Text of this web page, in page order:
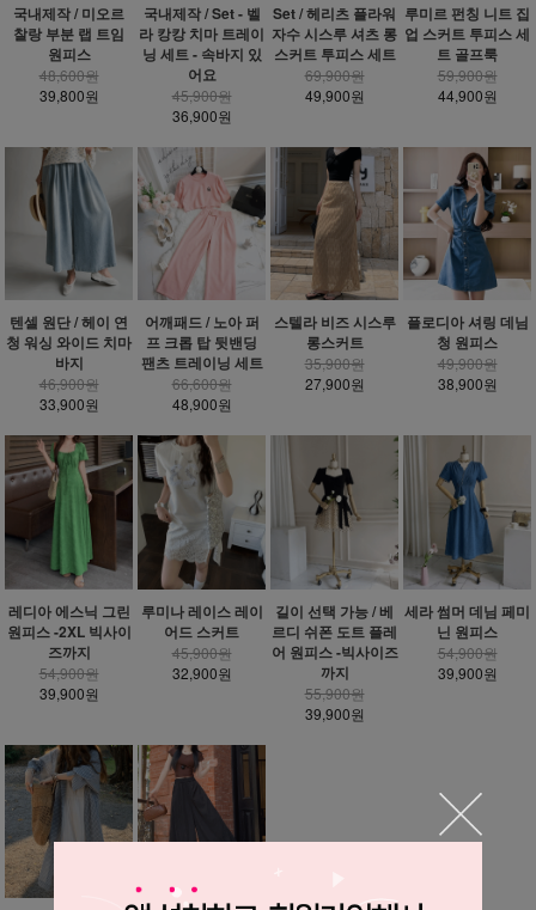
국내제작 / 미오르
찰랑 부분 랩 트임
원피스
48,600원
39,800원
국내제작 / Set - 벨
라 캉캉 치마 트레이
닝 세트 - 속바지 있
어요
45,900원
36,900원
Set / 헤리츠 플라워
자수 시스루 셔츠 롱
스커트 투피스 세트
69,900원
49,900원
루미르 펀칭 니트 집
업 스커트 투피스 세
트 골프룩
59,900원
44,900원
텐셀 원단 / 헤이 연
청 워싱 와이드 치마
바지
46,900원
33,900원
어깨패드 / 노아 퍼
프 크롭 탑 뒷밴딩
팬츠 트레이닝 세트
66,600원
48,900원
스텔라 비즈 시스루
롱스커트
35,900원
27,900원
플로디아 셔링 데님
청 원피스
49,900원
38,900원
레디아 에스닉 그린
원피스 -2XL 빅사이
즈까지
54,900원
39,900원
루미나 레이스 레이
어드 스커트
45,900원
32,900원
길이 선택 가능 / 베
르디 쉬폰 도트 플레
어 원피스 -빅사이즈
까지
55,900원
39,900원
세라 썸머 데님 페미
닌 원피스
54,900원
39,900원